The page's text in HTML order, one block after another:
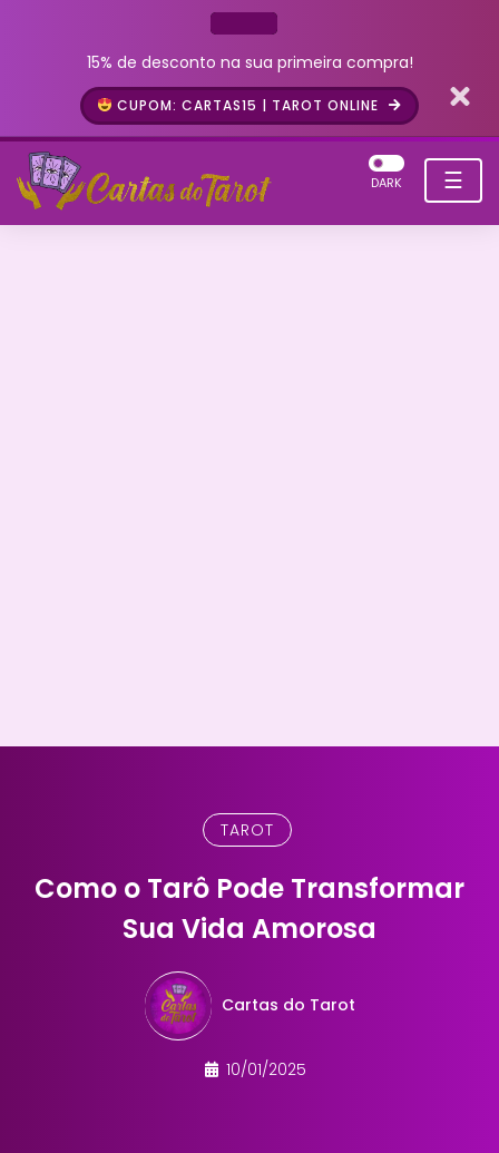
15% de desconto na sua primeira compra!
CUPOM: CARTAS15 | TAROT ONLINE
☰
DARK
TAROT
Como o Tarô Pode Transformar
Sua Vida Amorosa
Cartas do Tarot
10/01/2025